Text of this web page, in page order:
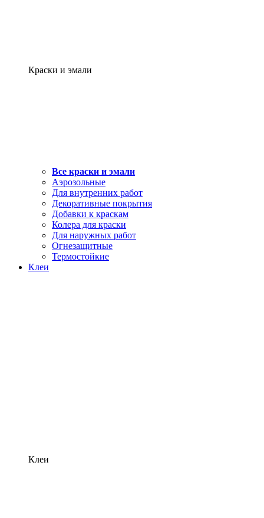
Краски и эмали
Все краски и эмали
Аэрозольные
Для внутренних работ
Декоративные покрытия
Добавки к краскам
Колера для краски
Для наружных работ
Огнезащитные
Термостойкие
Клеи
Клеи